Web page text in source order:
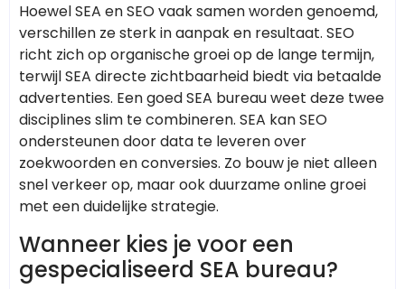
Hoewel SEA en SEO vaak samen worden genoemd,
verschillen ze sterk in aanpak en resultaat. SEO
richt zich op organische groei op de lange termijn,
terwijl SEA directe zichtbaarheid biedt via betaalde
advertenties. Een goed SEA bureau weet deze twee
disciplines slim te combineren. SEA kan SEO
ondersteunen door data te leveren over
zoekwoorden en conversies. Zo bouw je niet alleen
snel verkeer op, maar ook duurzame online groei
met een duidelijke strategie.
Wanneer kies je voor een
gespecialiseerd SEA bureau?